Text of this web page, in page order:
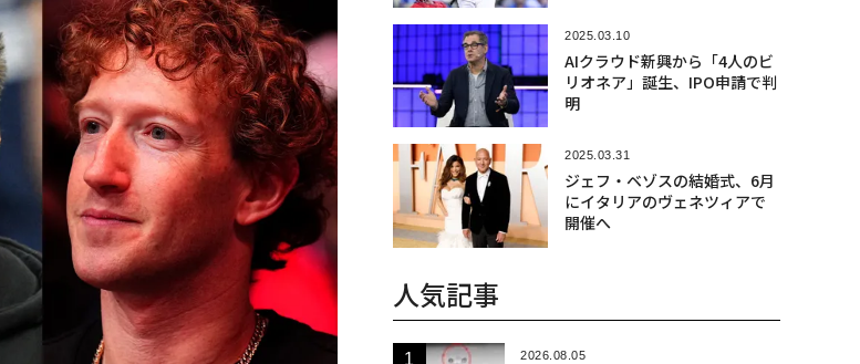
2025.03.10
AIクラウド新興から「4人のビ
リオネア」誕生、IPO申請で判
明
2025.03.31
ジェフ・ベゾスの結婚式、6月
にイタリアのヴェネツィアで
開催へ
人気記事
2026.08.05